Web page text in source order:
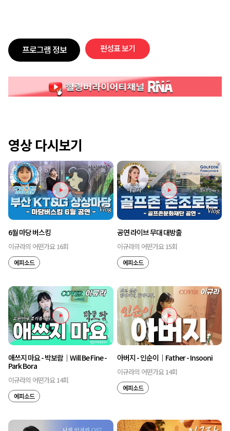
프로그램 정보 편성표 보기
영상 다시보기
6월 마당 버스킹
이규라의 어떤가요 16회
에피소드
공연 라이브 무대 대방출
이규라의 어떤가요 15회
에피소드
애쓰지 마요 - 박보람｜Will Be Fine -
Park Bora
이규라의 어떤가요 14회
에피소드
아버지 - 인순이｜Father - Insooni
이규라의 어떤가요 14회
에피소드